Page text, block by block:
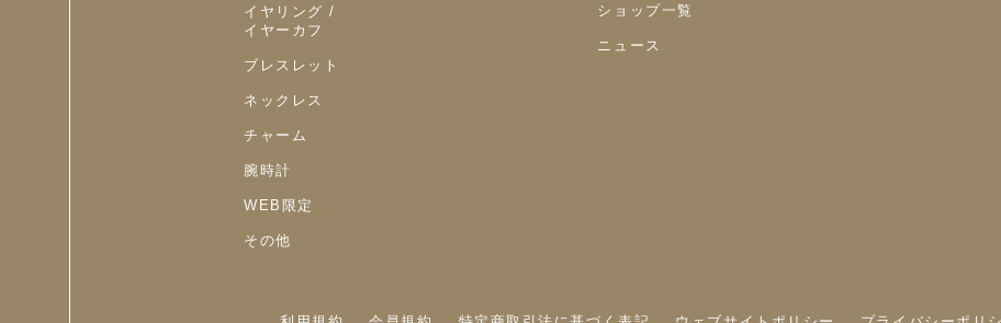
イヤリング /
イヤーカフ
ブレスレット
ネックレス
チャーム
腕時計
WEB限定
その他
ショップ一覧
ニュース